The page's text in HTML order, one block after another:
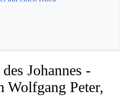
Johannes -
Wolfgang Peter,